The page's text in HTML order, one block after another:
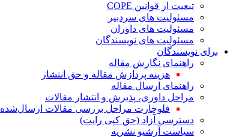
تبعیت از قوانین COPE
مسئولیت های سردبیر
مسئولیت های داوران
مسئولیت های نویسندگان
برای نویسندگان
راهنمای نگارش مقاله
هزینه پردازش مقاله و حق انتشار
راهنمای ارسال مقاله
مراحل داوری، پذیرش و انتشار مقالات
فلوچارت مراحل بررسی مقالات ارسال‌شده
دسترسی آزاد (حق کپی رایت)
سیاست آرشیو نشریه